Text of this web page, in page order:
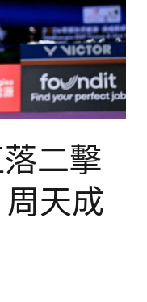
二擊
天成